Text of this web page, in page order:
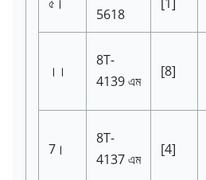
5618
।।
8T-
4139এম
[8]
7।
8T-
4137এম
[4]